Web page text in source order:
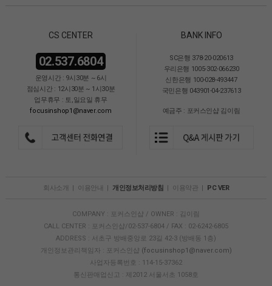
CS CENTER
02.537.6804
운영시간 : 9시30분 ~ 6시
점심시간 : 12시30분 ~ 1시30분
업무휴무 : 토,일요일 휴무
focusinshop1@naver.com
BANK INFO
SC은행 378-20-020613
우리은행 1005-302-066230
신한은행 100-028-493447
국민은행 043901-04-237613
예금주 : 포커스인샵 김이림
회사소개 이용안내 개인정보처리방침 이용약관 PC VER
COMPANY : 포커스인샵 / OWNER : 김이림
CALL CENTER : 포커스인샵/02-537-6804 / FAX : 02-6242-6805
ADDRESS : 서초구 방배중앙로 23길 42-3 (방배동 1층)
개인정보관리책임자 : 포커스인샵
(focusinshop1@naver.com)
사업자등록번호 : 114-15-37362
통신판매업신고 : 제2012 서울서초 1058호